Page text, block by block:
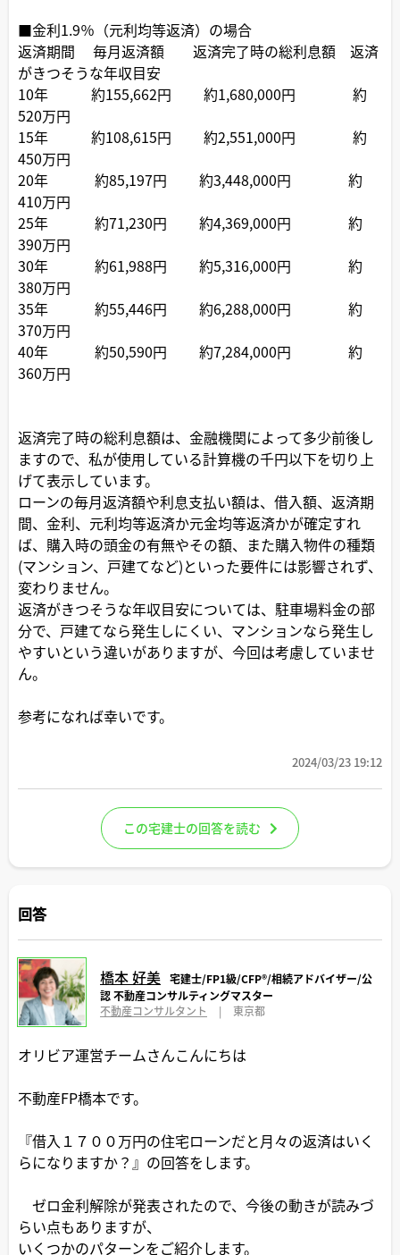
■金利1.9％（元利均等返済）の場合
返済期間 毎月返済額 返済完了時の総利息額 返済
がきつそうな年収目安
10年 約155,662円 約1,680,000円 約
520万円
15年 約108,615円 約2,551,000円 約
450万円
20年 約85,197円 約3,448,000円 約
410万円
25年 約71,230円 約4,369,000円 約
390万円
30年 約61,988円 約5,316,000円 約
380万円
35年 約55,446円 約6,288,000円 約
370万円
40年 約50,590円 約7,284,000円 約
360万円
返済完了時の総利息額は、金融機関によって多少前後し
ますので、私が使用している計算機の千円以下を切り上
げて表示しています。
ローンの毎月返済額や利息支払い額は、借入額、返済期
間、金利、元利均等返済か元金均等返済かが確定すれ
ば、購入時の頭金の有無やその額、また購入物件の種類
(マンション、戸建てなど)といった要件には影響されず、
変わりません。
返済がきつそうな年収目安については、駐車場料金の部
分で、戸建てなら発生しにくい、マンションなら発生し
やすいという違いがありますが、今回は考慮していませ
ん。
参考になれば幸いです。
2024/03/23 19:12
この宅建士の回答を読む
回答
橋本 好美 宅建士/FP1級/CFP®️/相続アドバイザー/公
認 不動産コンサルティングマスター
不動産コンサルタント
| 東京都
オリビア運営チームさんこんにちは
不動産FP橋本です。
『借入１７００万円の住宅ローンだと月々の返済はいく
らになりますか？』の回答をします。
ゼロ金利解除が発表されたので、今後の動きが読みづ
らい点もありますが、
いくつかのパターンをご紹介します。